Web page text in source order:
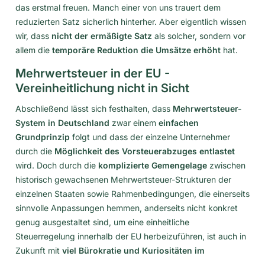
das erstmal freuen. Manch einer von uns trauert dem
reduzierten Satz sicherlich hinterher. Aber eigentlich wissen
wir, dass nicht der ermäßigte Satz als solcher, sondern vor
allem die temporäre Reduktion die Umsätze erhöht hat.
Mehrwertsteuer in der EU -
Vereinheitlichung nicht in Sicht
Abschließend lässt sich festhalten, dass Mehrwertsteuer-
System in Deutschland zwar einem einfachen
Grundprinzip folgt und dass der einzelne Unternehmer
durch die Möglichkeit des Vorsteuerabzuges entlastet
wird. Doch durch die komplizierte Gemengelage zwischen
historisch gewachsenen Mehrwertsteuer-Strukturen der
einzelnen Staaten sowie Rahmenbedingungen, die einerseits
sinnvolle Anpassungen hemmen, anderseits nicht konkret
genug ausgestaltet sind, um eine einheitliche
Steuerregelung innerhalb der EU herbeizuführen, ist auch in
Zukunft mit viel Bürokratie und Kuriositäten im